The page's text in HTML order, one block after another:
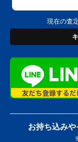
現在の査
お持ち込みや